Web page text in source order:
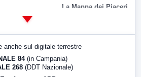
La Mappa dei Piaceri
anche sul digitale terrestre
84 (in Campania)
268 (DDT Nazionale)